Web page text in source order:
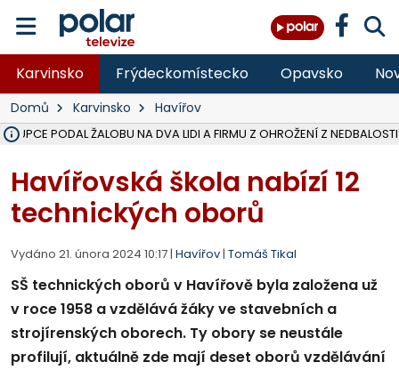
Karvinsko Frýdeckomístecko Opavsko
Domů Karvinsko Havířov
PODAL ŽALOBU NA DVA LIDI A FIRMU Z OHROŽENÍ Z NEDBALOSTI
Havířovská škola nabízí 12
technických oborů
Vydáno 21. února 2024 10:17 | Havířov | Tomáš Tikal
SŠ technických oborů v Havířově byla založena už
v roce 1958 a vzdělává žáky ve stavebních a
strojírenských oborech. Ty obory se neustále
profilují, aktuálně zde mají deset oborů vzdělávání